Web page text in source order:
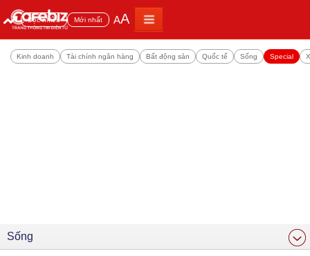
Đọc nhiều Mới nhất AA
Kinh doanh Tài chính ngân hàng Bất động sản Quốc tế Sống Special
Sống